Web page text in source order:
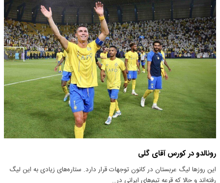
رونالدو در کورس آقای گلی
این روزها لیگ عربستان در کانون توجهات قرار دارد. ستاره‌های زیادی به این لیگ
رفته‌اند و حالا که قرعه تیم‌های ایرانی در…